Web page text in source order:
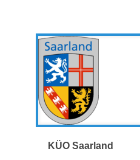
KÜO Saarland